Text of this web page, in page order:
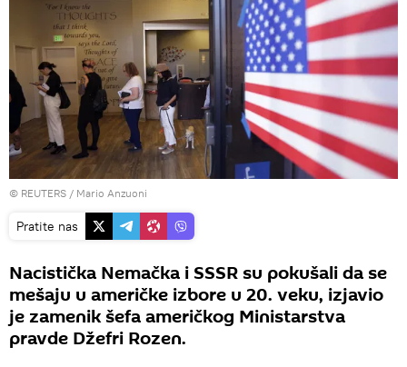
© REUTERS / Mario Anzuoni
Pratite nas
Nacistička Nemačka i SSSR su pokušali da se
mešaju u američke izbore u 20. veku, izjavio
je zamenik šefa američkog Ministarstva
pravde Džefri Rozen.